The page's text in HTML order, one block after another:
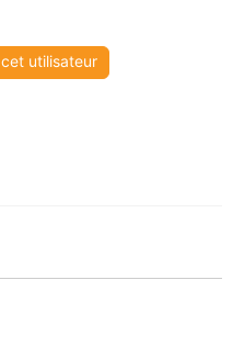
utilisateur